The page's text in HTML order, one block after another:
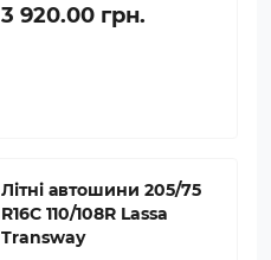
3 920.00 грн.
Літні автошини 205/75
R16C 110/108R Lassa
Transway